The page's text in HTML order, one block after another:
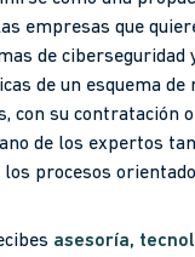
empresas que
de ciberseguridad
de un esquema de
con su contratación
de los expertos
los procesos
asesoría,